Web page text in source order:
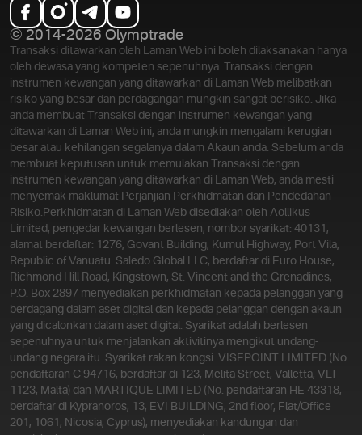
© 2014-2026 Olymptrade
Transaksi ditawarkan oleh Laman Web ini boleh dilaksanakan hanya
oleh dewasa yang kompeten sepenuhnya. Transaksi dengan
instrumen kewangan yang ditawarkan di Laman Web melibatkan
risiko yang besar dan perdagangan mungkin sangat berisiko. Jika
anda membuat Transaksi dengan instrumen kewangan yang
ditawarkan di Laman Web ini, anda mungkin mengalami kerugian
besar atau kehilangan segalanya dalam Akaun anda. Sebelum anda
membuat keputusan untuk memulakan Transaksi dengan
instrumen kewangan yang ditawarkan di Laman Web, anda mesti
menyemak maklumat Perjanjian Perkhidmatan dan Pendedahan
Risiko. Perkhidmatan di Laman Web disediakan oleh Aollikus
Limited, pengedar kewangan berlesen, nombor syarikat: 40131,
alamat berdaftar: 1276, Govant Building, Kumul Highway, Port Vila,
Republic of Vanuatu. Saledo Global LLC, berdaftar di Euro House,
Richmond Hill Road, Kingstown, St. Vincent and the Grenadines,
P.O. Box 2897 menyediakan perkhidmatan kepada pelanggan yang
berdagang dalam aset digital dan kepada pelanggan dengan akaun
yang dicalonkan dalam aset digital. Syarikat adalah berlesen
sepenuhnya untuk menjalankan aktivitinya mengikut undang-
undang negara itu. Syarikat rakan kongsi: VISEPOINT LIMITED (No.
pendaftaran C 94716, berdaftar di 123, Melita Street, Valletta, VLT
1123, Malta) dan MARTIQUE LIMITED (No. pendaftaran HE 43318,
berdaftar di Kypranoros, 13, EVI BUILDING, 2nd floor, Flat/Office
201, 1061, Nicosia, Cyprus), menyediakan kandungan dan